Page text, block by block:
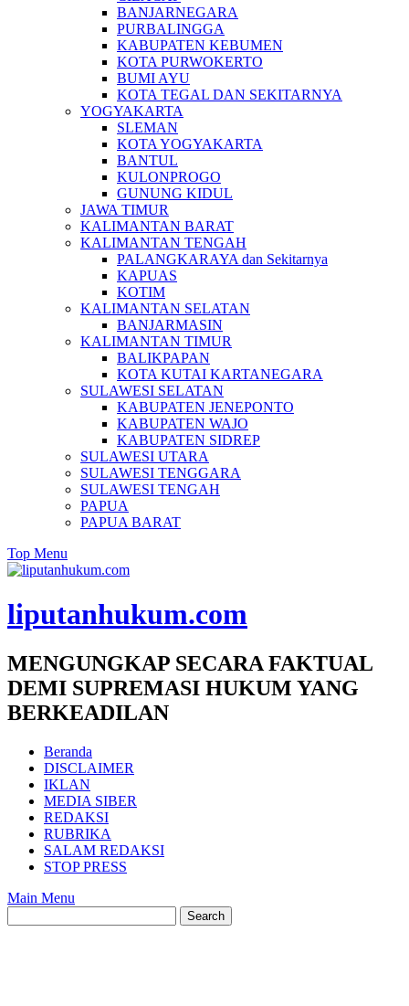
BANJARNEGARA
PURBALINGGA
KABUPATEN KEBUMEN
KOTA PURWOKERTO
BUMI AYU
KOTA TEGAL DAN SEKITARNYA
YOGYAKARTA
SLEMAN
KOTA YOGYAKARTA
BANTUL
KULONPROGO
GUNUNG KIDUL
JAWA TIMUR
KALIMANTAN BARAT
KALIMANTAN TENGAH
PALANGKARAYA dan Sekitarnya
KAPUAS
KOTIM
KALIMANTAN SELATAN
BANJARMASIN
KALIMANTAN TIMUR
BALIKPAPAN
KOTA KUTAI KARTANEGARA
SULAWESI SELATAN
KABUPATEN JENEPONTO
KABUPATEN WAJO
KABUPATEN SIDREP
SULAWESI UTARA
SULAWESI TENGGARA
SULAWESI TENGAH
PAPUA
PAPUA BARAT
Top Menu
liputanhukum.com
MENGUNGKAP SECARA FAKTUAL
DEMI SUPREMASI HUKUM YANG
BERKEADILAN
Beranda
DISCLAIMER
IKLAN
MEDIA SIBER
REDAKSI
RUBRIKA
SALAM REDAKSI
STOP PRESS
Main Menu